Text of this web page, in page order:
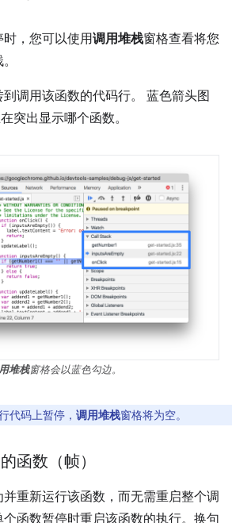
，您可以使用调用堆栈窗格查看将您
调用该函数的代码行。 蓝色箭头图
突出显示哪个函数。
堆栈窗格会以蓝色勾边。
代码上暂停， 调用堆栈窗格将为空。
函数（帧）
重新运行该函数，而无需重启整个调
函数暂停时重启该函数的执行。换句